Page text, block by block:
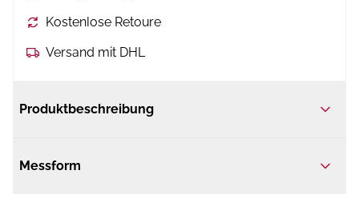
Kostenlose Retoure
Versand mit DHL
Produktbeschreibung
Messform